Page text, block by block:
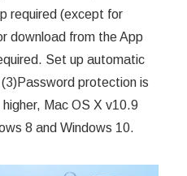
required (except for
download from the App
Set up automatic
protection is
Mac OS X v10.9
8 and Windows 10.